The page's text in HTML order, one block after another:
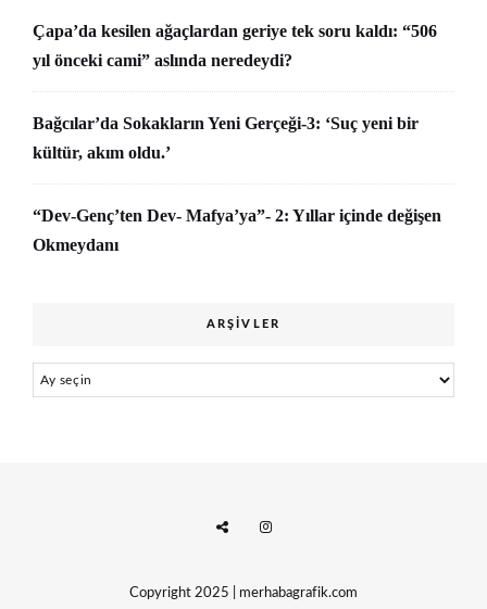
Çapa’da kesilen ağaçlardan geriye tek soru kaldı: “506
yıl önceki cami” aslında neredeydi?
Bağcılar’da Sokakların Yeni Gerçeği-3: ‘Suç yeni bir
kültür, akım oldu.’
“Dev-Genç’ten Dev- Mafya’ya”- 2: Yıllar içinde değişen
Okmeydanı
ARŞIVLER
Copyright 2025 | merhabagrafik.com